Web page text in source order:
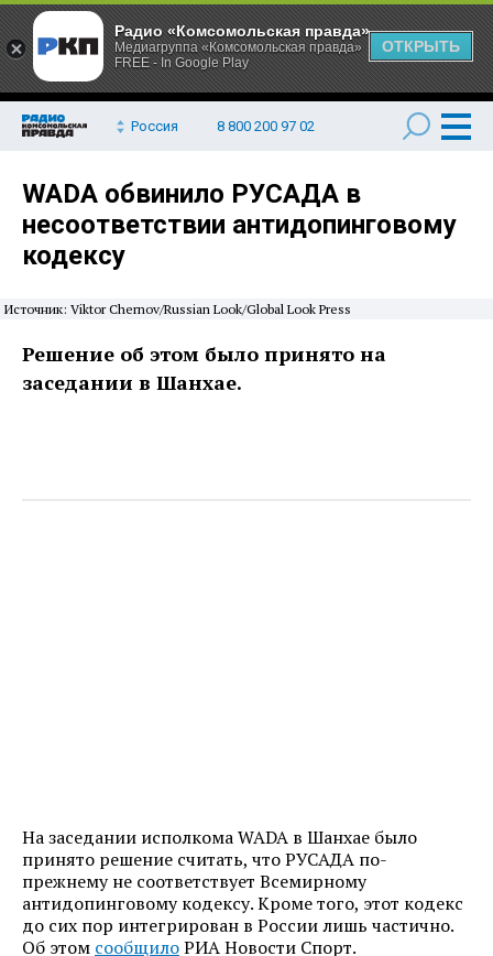
Россия 8 800 200 97 02
WADA обвинило РУСАДА в
несоответствии антидопинговому
кодексу
Источник: Viktor Chernov/Russian Look/Global Look Press
Решение об этом было принято на
заседании в Шанхае.
На заседании исполкома WADA в Шанхае было
принято решение считать, что РУСАДА по-
прежнему не соответствует Всемирному
антидопинговому кодексу. Кроме того, этот кодекс
до сих пор интегрирован в России лишь частично.
Об этом сообщилоРИА Новости Спорт.
Радио «Комсомольская правда»
Медиагруппа «Комсомольская правда»
FREE - In Google Play
ОТКРЫТЬ